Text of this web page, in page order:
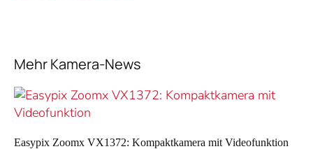
Mehr Kamera-News
Easypix Zoomx VX1372: Kompaktkamera mit Videofunktion